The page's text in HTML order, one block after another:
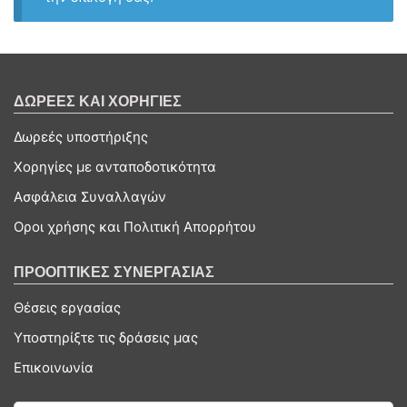
ΔΩΡΕΕΣ ΚΑΙ ΧΟΡΗΓΙΕΣ
Δωρεές υποστήριξης
Χορηγίες με ανταποδοτικότητα
Ασφάλεια Συναλλαγών
Οροι χρήσης και Πολιτική Απορρήτου
ΠΡΟΟΠΤΙΚΕΣ ΣΥΝΕΡΓΑΣΙΑΣ
Θέσεις εργασίας
Υποστηρίξτε τις δράσεις μας
Επικοινωνία